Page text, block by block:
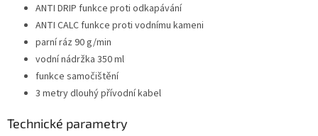
ANTI DRIP funkce proti odkapávání
ANTI CALC funkce proti vodnímu kameni
parní ráz 90 g/min
vodní nádržka 350 ml
funkce samočištění
3 metry dlouhý přívodní kabel
Technické parametry